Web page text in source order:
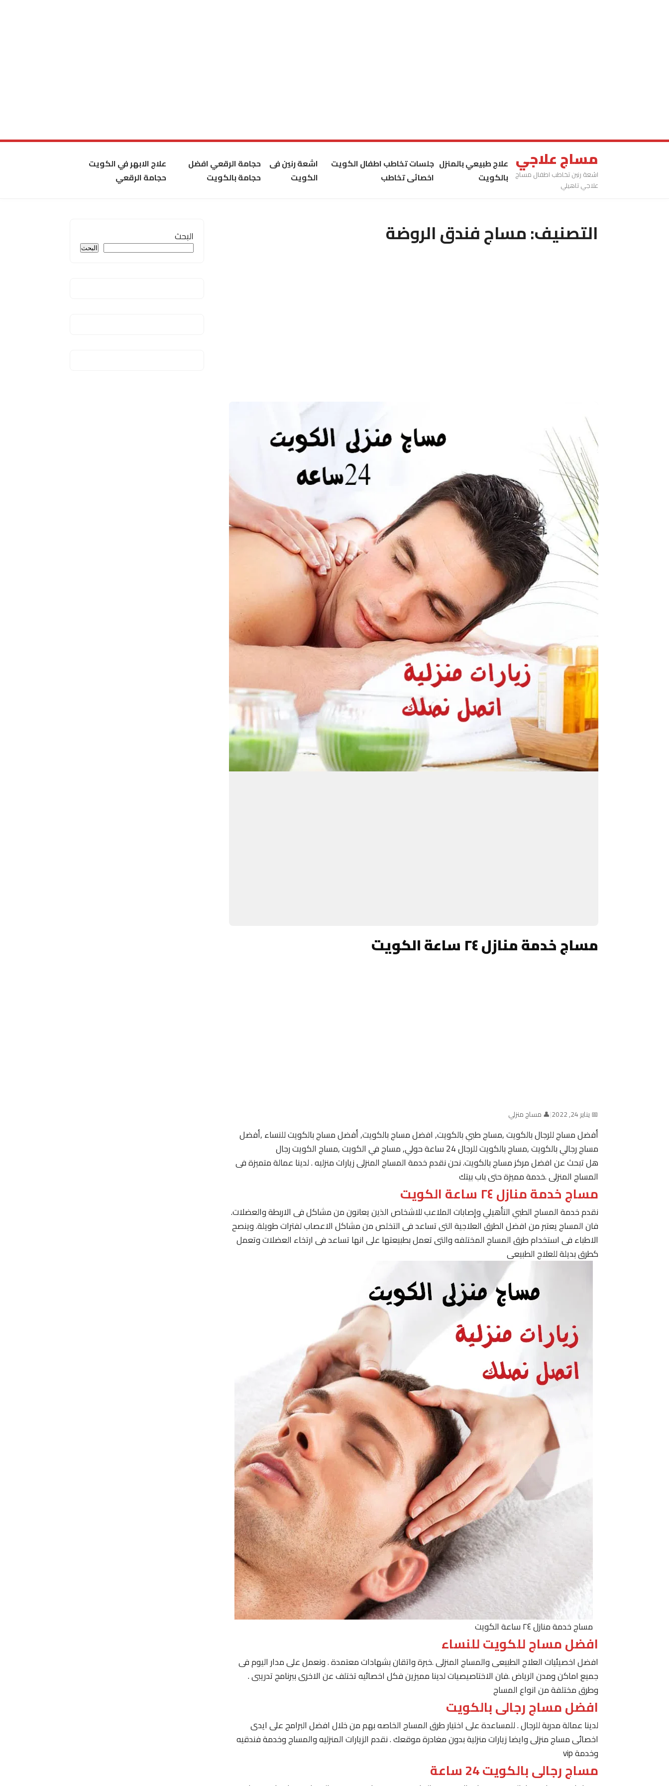
مساج علاجي
اشعة رنين تخاطب اطفال مساج
علاجي تاهيلي
علاج طبيعي بالمنزل
بالكويت
جلسات تخاطب اطفال الكويت
اخصائى تخاطب
اشعة رنين فى
الكويت
حجامة الرقعي افضل
حجامة بالكويت
علاج الابهر في الكويت
حجامة الرقعي
التصنيف:مساج فندق الروضة
مساج خدمة منازل ٢٤ ساعة الكويت
📅 يناير 24, 2022 |👤 مساج منزلي
أفضل مساج للرجال بالكويت ,مساج طبي بالكويت, افضل مساج بالكويت, أفضل مساج بالكويت للنساء ,أفضل
مساج رجالي بالكويت ,مساج بالكويت للرجال 24 ساعة حولي, مساج في الكويت ,مساج الكويت رجال
هل تبحث عن افضل مركز مساج بالكويت. نحن نقدم خدمة المساج المنزلى زيارات منزليه . لدينا عمالة متميزة فى
المساج المنزلى .خدمة مميزة حتى باب بيتك
مساج خدمة منازل ٢٤ ساعة الكويت
نقدم خدمة المساج الطبي التأهيلي وإصابات الملاعب للاشخاص الذين يعانون من مشاكل فى الاربطة والعضلات.
فان المساج يعتبر من افضل الطرق العلاجية التى تساعد فى التخلص من مشاكل الاعصاب لفترات طويلة. وينصح
الاطباء فى استخدام طرق المساج المختلفه والتى تعمل بطبيعتها على انها تساعد فى ارتخاء العضلات وتعمل
كطرق بديلة للعلاج الطبيعى
مساج خدمة منازل ٢٤ ساعة الكويت
افضل مساج للكويت للنساء
افضل اخصيئيات العلاج الطبيعى والمساج المنزلى .خبرة واتقان بشهادات معتمدة . ونعمل على مدار اليوم فى
جميع اماكن ومدن الرياض .فان الاختاصيصيات لدينا مميزين فكل اخصائيه تختلف عن الاخرى ببرنامج تدريبى .
وطرق مختلفة من انواع المساج
افضل مساج رجالى بالكويت
لدينا عمالة مدربة للرجال . للمساعدة على اختيار طرق المساج الخاصه بهم من خلال افضل البرامج على ايدى
اخصائى مساج منزلى وايضا زيارات منزلية بدون مغادرة موقعك . نقدم الزيارات المنزليه والمساج وخدمة فندقيه
وخدمة vip
مساج رجالى بالكويت 24 ساعة
البحث
البحث